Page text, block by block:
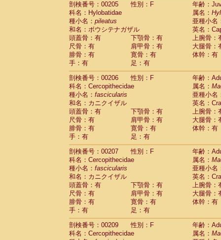
剖検番号：00205
性別：F
年齢：
科名：Hylobatidae
属名：
種小名： pileatus
亜種小名
和名：ボウシテナガザル
英名：
頭蓋骨：有
下顎骨：有
上腕骨：
尺骨：有
肩甲骨：有
大腿骨：
腓骨：有
寛骨：有
体幹：有
手：有
足：有
剖検番号：00206
性別：F
年齢：
科名：Cercopithecidae
属名：
種小名： fascicularis
亜種小名
和名：カニクイザル
英名：
頭蓋骨：有
下顎骨：有
上腕骨：
尺骨：有
肩甲骨：有
大腿骨：
腓骨：有
寛骨：有
体幹：有
手：有
足：有
剖検番号：00207
性別：F
年齢：
科名：Cercopithecidae
属名：
種小名： fascicularis
亜種小名
和名：カニクイザル
英名：
頭蓋骨：有
下顎骨：有
上腕骨：
尺骨：有
肩甲骨：有
大腿骨：
腓骨：有
寛骨：有
体幹：有
手：有
足：有
剖検番号：00209
性別：F
年齢：
科名：Cercopithecidae
属名：